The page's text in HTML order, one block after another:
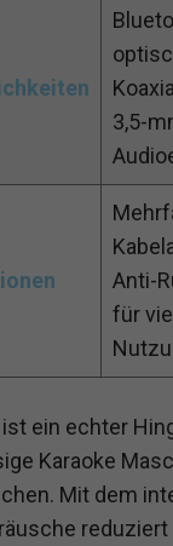
3,5-
Anti-
für
ist ein echter
Karaoke
Mit dem
reduziert